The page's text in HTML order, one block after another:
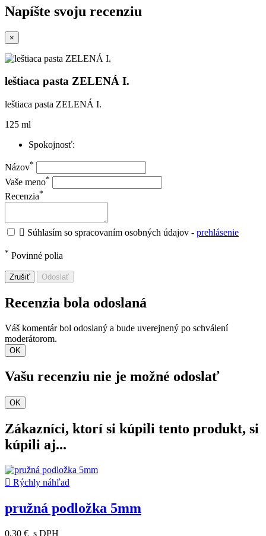
Napíšte svoju recenziu
×
leštiaca pasta ZELENÁ I.
leštiaca pasta ZELENÁ I.
125 ml
Spokojnosť:
Názov*
Vaše meno*
Recenzia*
 Súhlasím so spracovaním osobných údajov - prehlásenie
* Povinné polia
Zrušiť Odoslať
Recenzia bola odoslaná
Váš komentár bol odoslaný a bude uverejnený po schválení
moderátorom.
OK
Vašu recenziu nie je možné odoslať
OK
Zákazníci, ktorí si kúpili tento produkt, si
kúpili aj...
 Rýchly náhľad
pružná podložka 5mm
0,30 € s DPH